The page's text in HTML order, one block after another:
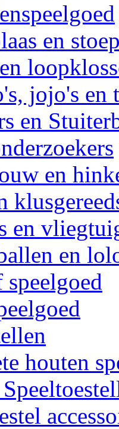
en
jojo's en
en
en
en
en
speelgoed
houten